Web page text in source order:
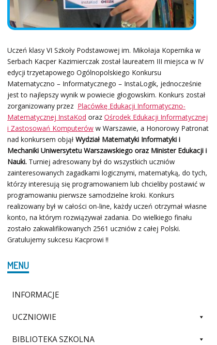
Uczeń klasy VI Szkoły Podstawowej im. Mikołaja Kopernika w
Serbach Kacper Kazimierczak został laureatem III miejsca w IV
edycji trzyetapowego Ogólnopolskiego Konkursu
Matematyczno – Informatycznego – InstaLogik, jednocześnie
jest to najlepszy wynik w powiecie głogowskim. Konkurs został
zorganizowany przez Placówkę Edukacji Informatyczno-
Matematycznej InstaKod oraz Ośrodek Edukacji Informatycznej
i Zastosowań Komputerów w Warszawie, a Honorowy Patronat
nad konkursem objął Wydział Matematyki Informatyki i
Mechaniki Uniwersytetu Warszawskiego oraz Minister Edukacji i
Nauki. Turniej adresowany był do wszystkich uczniów
zainteresowanych zagadkami logicznymi, matematyką, do tych,
którzy interesują się programowaniem lub chcieliby postawić w
programowaniu pierwsze samodzielne kroki. Konkurs
realizowany był w całości on-line, każdy uczeń otrzymał własne
konto, na którym rozwiązywał zadania. Do wielkiego finału
zostało zakwalifikowanych 2561 uczniów z całej Polski.
Gratulujemy sukcesu Kacprowi !!
MENU
INFORMACJE
UCZNIOWIE
BIBLIOTEKA SZKOLNA